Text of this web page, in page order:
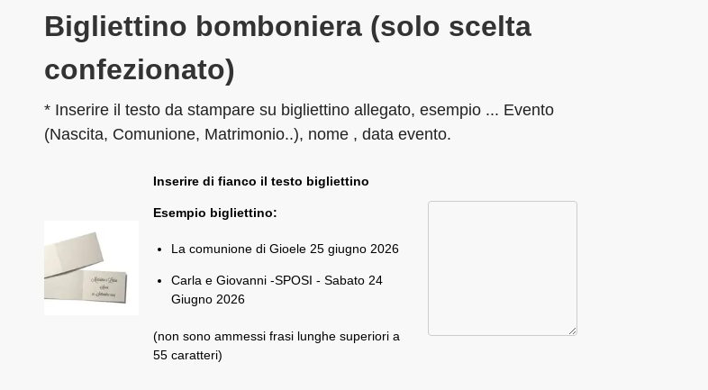
Bigliettino bomboniera (solo scelta
confezionato)
* Inserire il testo da stampare su bigliettino allegato, esempio ... Evento
(Nascita, Comunione, Matrimonio..), nome , data evento.
Inserire di fianco il testo bigliettino
Esempio bigliettino:
La comunione di Gioele 25 giugno 2026
Carla e Giovanni -SPOSI - Sabato 24
Giugno 2026
(non sono ammessi frasi lunghe superiori a
55 caratteri)